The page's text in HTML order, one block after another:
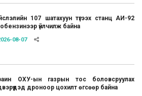
107 шатахуун түгээх станц АИ-92
үйлчилж байна
08-07
ОХУ-ын газрын тос боловсруулах
дроноор цохилт өгсөөр байна